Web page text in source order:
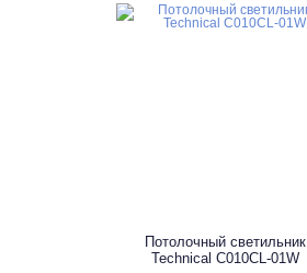
Потолочный светильник
Technical C010CL-01W